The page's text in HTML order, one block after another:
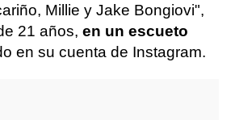
Millie y Jake Bongiovi",
21 años, en un escueto
en su cuenta de Instagram.